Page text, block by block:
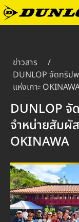
ข่าวสาร
/
DUNLOP จัดทริป
แห่งเกาะ
DUNLOP จั
จำหน่ายสัมผั
OKINAWA